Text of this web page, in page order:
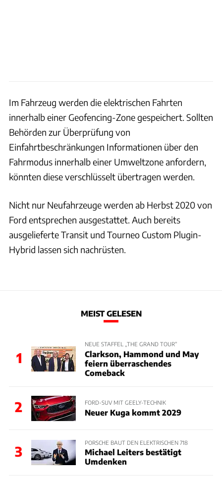
Im Fahrzeug werden die elektrischen Fahrten
innerhalb einer Geofencing-Zone gespeichert. Sollten
Behörden zur Überprüfung von
Einfahrtbeschränkungen Informationen über den
Fahrmodus innerhalb einer Umweltzone anfordern,
könnten diese verschlüsselt übertragen werden.
Nicht nur Neufahrzeuge werden ab Herbst 2020 von
Ford entsprechen ausgestattet. Auch bereits
ausgelieferte Transit und Tourneo Custom Plugin-
Hybrid lassen sich nachrüsten.
MEIST GELESEN
1
NEUE STAFFEL „THE GRAND TOUR“
Clarkson, Hammond und May
feiern überraschendes
Comeback
2 FORD-SUV MIT GEELY-TECHNIK
Neuer Kuga kommt 2029
3
PORSCHE BAUT DEN ELEKTRISCHEN 718
Michael Leiters bestätigt
Umdenken